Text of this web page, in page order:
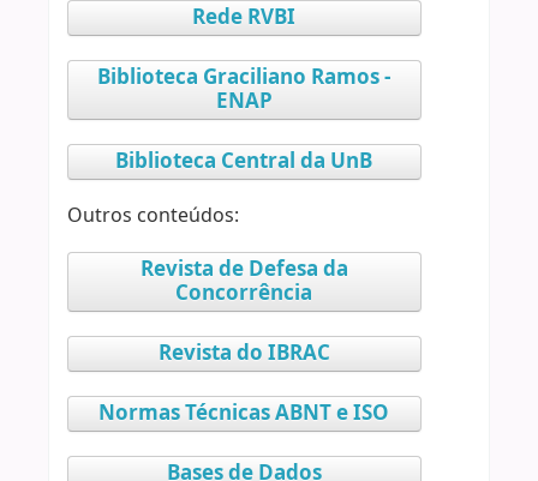
Rede RVBI
Biblioteca Graciliano Ramos -
ENAP
Biblioteca Central da UnB
Outros conteúdos:
Revista de Defesa da
Concorrência
Revista do IBRAC
Normas Técnicas ABNT e ISO
Bases de Dados